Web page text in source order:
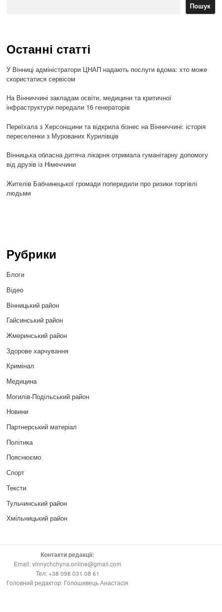
Пошук
Останні статті
У Вінниці адміністратори ЦНАП надають послуги вдома: хто може
скористатися сервісом
На Вінниччині закладам освіти, медицини та критичної
інфраструктури передали 16 генераторів
Переїхала з Херсонщини та відкрила бізнес на Вінниччині: історія
переселенки з Мурованих Курилівців
Вінницька обласна дитяча лікарня отримала гуманітарну допомогу
від друзів із Німеччини
Жителів Бабчинецької громади попередили про ризики торгівлі
людьми
Рубрики
Блоги
Відео
Вінницький район
Гайсинський район
Жмеринський район
Здорове харчування
Кримінал
Медицина
Могилів-Подільський район
Новини
Партнерський матеріал
Політика
Пояснюємо
Спорт
Тексти
Тульчинський район
Хмільницький район
Контакти редакції:
Email: vinnychchyna.online@gmail.com
Тел: +38 098 031 08 61
Головний редактор: Голошивець Анастасія